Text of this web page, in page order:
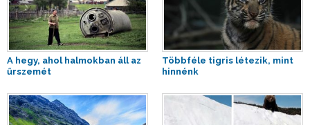
A hegy, ahol halmokban áll az
űrszemét
Többféle tigris létezik, mint
hinnénk